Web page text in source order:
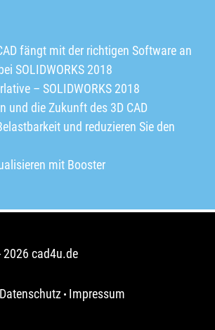
fängt mit der richtigen Software an
SOLIDWORKS 2018
– SOLIDWORKS 2018
und die Zukunft des 3D CAD
und reduzieren Sie den
mit Booster
2026 cad4u.de
Datenschutz• Impressum